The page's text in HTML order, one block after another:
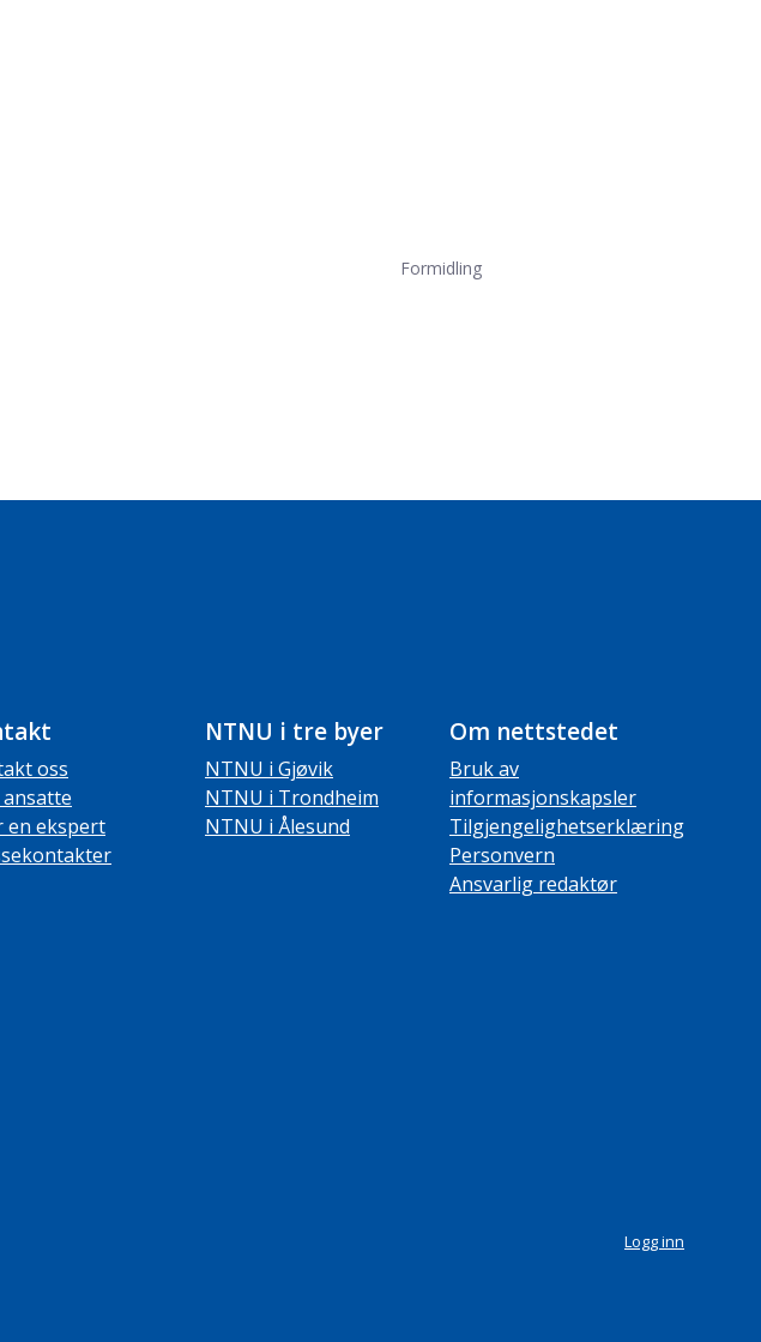
Formidling
oss
ansatte
en ekspert
NTNU i tre byer
NTNU i Gjøvik
NTNU i Trondheim
NTNU i Ålesund
Om nettstedet
Bruk av
informasjonskapsler
Tilgjengelighetserklæring
Personvern
Ansvarlig redaktør
Logg inn